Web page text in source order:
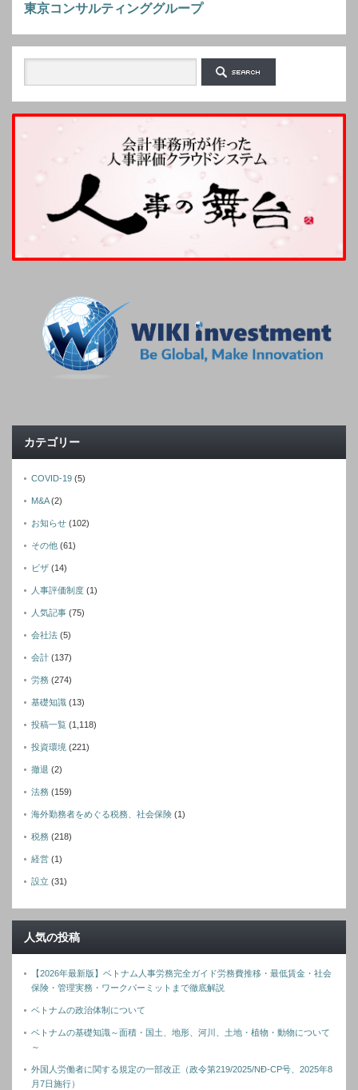
東京コンサルティンググループ
カテゴリー
COVID-19 (5)
M&A(2)
お知らせ (102)
その他 (61)
ビザ (14)
人事評価制度 (1)
人気記事 (75)
会社法 (5)
会計 (137)
労務 (274)
基礎知識 (13)
投稿一覧 (1,118)
投資環境 (221)
撤退 (2)
法務 (159)
海外勤務者をめぐる税務、社会保険 (1)
税務 (218)
経営 (1)
設立 (31)
人気の投稿
【2026年最新版】ベトナム人事労務完全ガイド労務費推移・最低賃金・社会
保険・管理実務・ワークパーミットまで徹底解説
ベトナムの政治体制について
ベトナムの基礎知識～面積・国土、地形、河川、土地・植物・動物について
～
外国人労働者に関する規定の一部改正（政令第219/2025/NĐ-CP号、2025年8
月7日施行）